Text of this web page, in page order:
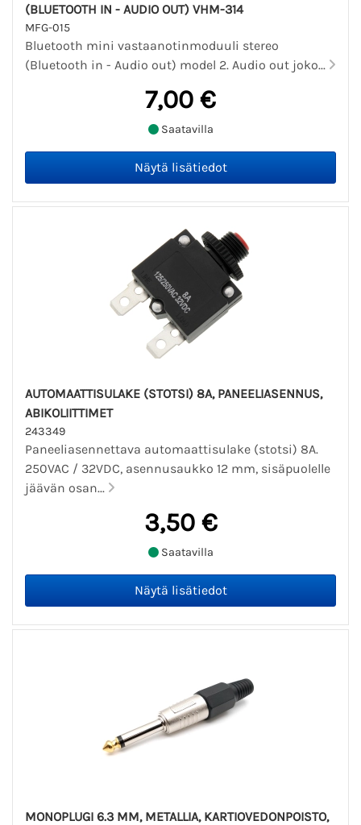
(BLUETOOTH IN - AUDIO OUT) VHM-314
MFG-015
Bluetooth mini vastaanotinmoduuli stereo
(Bluetooth in - Audio out) model 2. Audio out joko...
7,00 €
Saatavilla
AUTOMAATTISULAKE (STOTSI) 8A, PANEELIASENNUS,
ABIKOLIITTIMET
243349
Paneeliasennettava automaattisulake (stotsi) 8A.
250VAC / 32VDC, asennusaukko 12 mm, sisäpuolelle
jäävän osan...
3,50 €
Saatavilla
MONOPLUGI 6.3 MM, METALLIA, KARTIOVEDONPOISTO,